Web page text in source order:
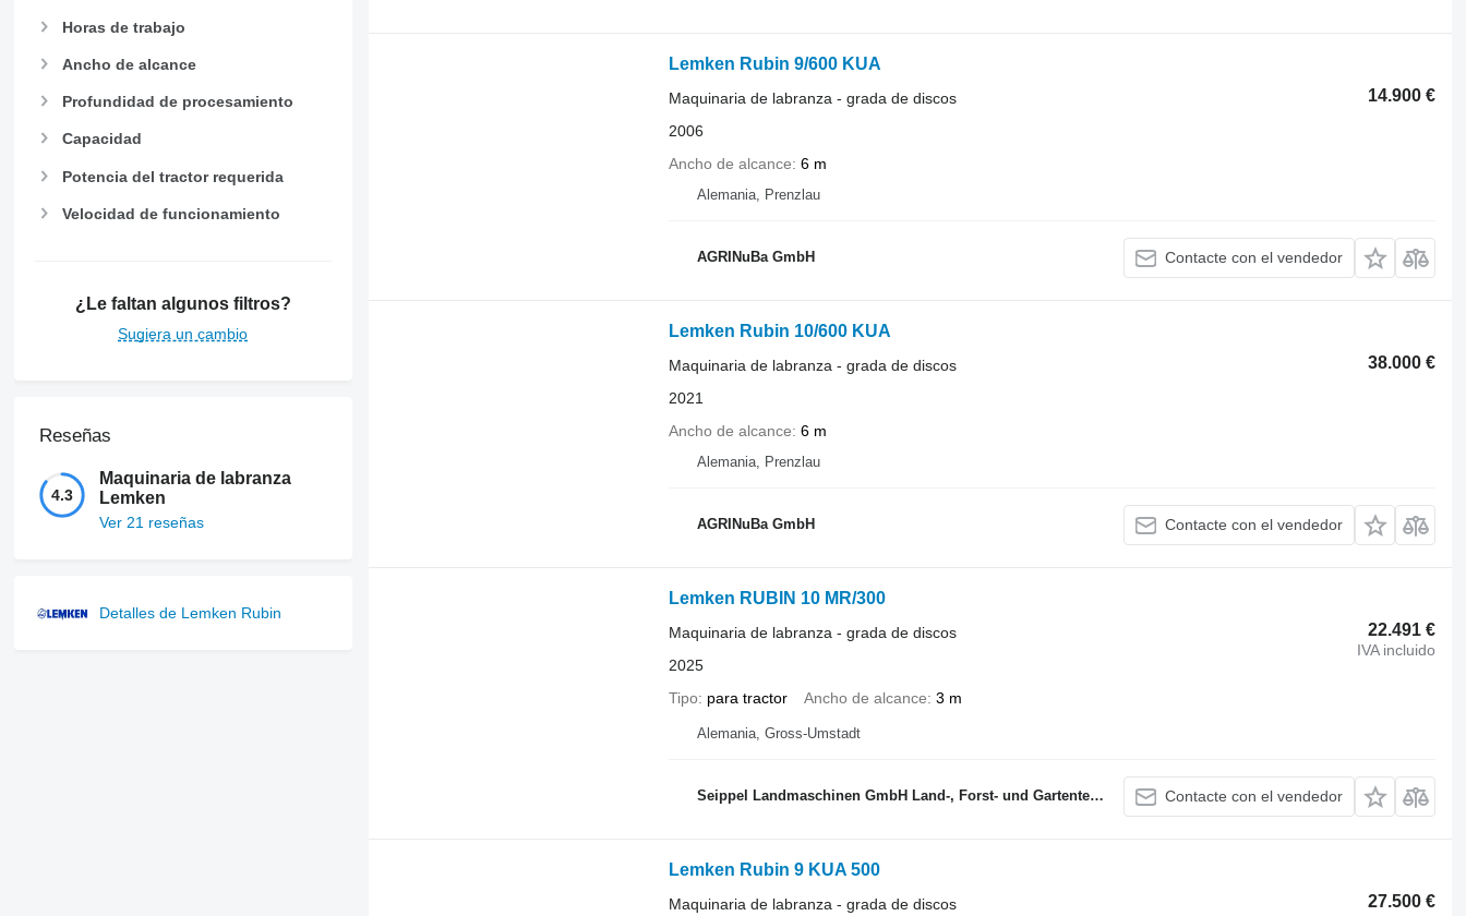
Horas de trabajo
Ancho de alcance
Profundidad de procesamiento
Capacidad
Potencia del tractor requerida
Velocidad de funcionamiento
¿Le faltan algunos filtros?
Sugiera un cambio
Reseñas
4.3
Maquinaria de labranza
Lemken
Ver 21 reseñas
Detalles de Lemken Rubin
Lemken Rubin 9/600 KUA
14.900 €
Maquinaria de labranza - grada de discos
2006
Ancho de alcance 6 m
Alemania, Prenzlau
AGRINuBa GmbH Contacte con el vendedor
Lemken Rubin 10/600 KUA
38.000 €
Maquinaria de labranza - grada de discos
2021
Ancho de alcance 6 m
Alemania, Prenzlau
AGRINuBa GmbH Contacte con el vendedor
Lemken RUBIN 10 MR/300
22.491 €
IVA incluido
Maquinaria de labranza - grada de discos
2025
Tipo
para tractor Ancho de alcance 3 m
Alemania, Gross-Umstadt
Seippel Landmaschinen GmbH Land-, Forst- und Gartentechnik Contacte con el vendedor
Lemken Rubin 9 KUA 500
27.500 €
Maquinaria de labranza - grada de discos